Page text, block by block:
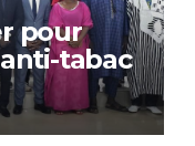
pour
tabac